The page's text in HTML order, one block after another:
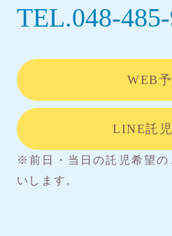
TEL.048-
WEB
LINE託
※前日・当日の託児希望の
いします。